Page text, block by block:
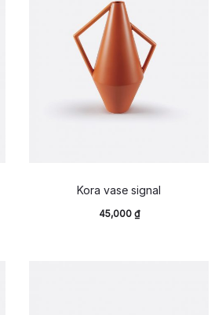
Kora vase signal
45,000 ₫